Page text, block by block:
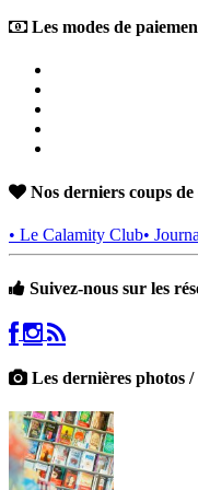
Les modes de
Nos derniers coups de
• Le Calamity Club•
Suivez-nous sur les
Les dernières photos /